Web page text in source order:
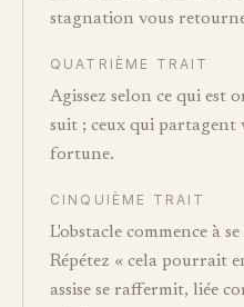
stagnation vous
QUATRIÈME TRAIT
Agissez selon ce qui est
suit ; ceux qui
fortune.
CINQUIÈME TRAIT
L'obstacle commence à
Répétez « cela pourrait
assise se raffermit, liée